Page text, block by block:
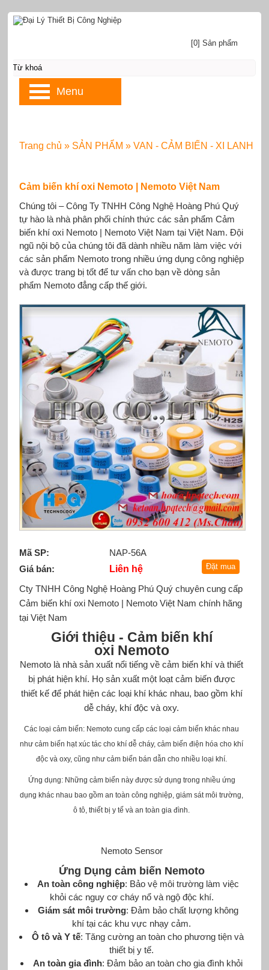
Cảm biến khí oxi Nemoto | Nemoto Việt Nam
Chúng tôi – Công Ty TNHH Công Nghệ Hoàng Phú Quý
tự hào là nhà phân phối chính thức các sản phẩm Cảm
biến khí oxi Nemoto | Nemoto Việt Nam tại Việt Nam. Đội
ngũ nội bộ của chúng tôi đã dành nhiều năm làm việc với
các sản phẩm Nemoto trong nhiều ứng dụng công nghiệp
và được trang bị tốt để tư vấn cho bạn về dòng sản
phẩm Nemoto đẳng cấp thế giới.
Mã SP:
NAP-56A
Giá bán:
Liên hệ
Cty TNHH Công Nghệ Hoàng Phú Quý chuyên cung cấp
Cảm biến khí oxi Nemoto| Nemoto Việt Nam chính hãng
tại Việt Nam
Giới thiệu - Cảm biến khí
oxi Nemoto
Nemoto là nhà sản xuất nổi tiếng về cảm biến khí và thiết
bị phát hiện khí. Họ sản xuất một loạt cảm biến được
thiết kế để phát hiện các loại khí khác nhau, bao gồm khí
dễ cháy, khí độc và oxy.
Các loại cảm biến: Nemoto cung cấp các loại cảm biến khác nhau
như cảm biến hạt xúc tác cho khí dễ cháy, cảm biến điện hóa cho khí
độc và oxy, cũng như cảm biến bán dẫn cho nhiều loại khí.
Ứng dụng: Những cảm biến này được sử dụng trong nhiều ứng
dụng khác nhau bao gồm an toàn công nghiệp, giám sát môi trường,
ô tô, thiết bị y tế và an toàn gia đình.
Nemoto Sensor
Ứng Dụng cảm biến Nemoto
An toàn công nghiệp: Bảo vệ môi trường làm việc
khỏi các nguy cơ cháy nổ và ngộ độc khí.
Giám sát môi trường: Đảm bảo chất lượng không
khí tại các khu vực nhạy cảm.
Ô tô và Y tế: Tăng cường an toàn cho phương tiện và
thiết bị y tế.
An toàn gia đình: Đảm bảo an toàn cho gia đình khỏi
Trang chủ » SẢN PHẨM » VAN - CẢM BIẾN - XI LANH
[0] Sản phẩm
Menu